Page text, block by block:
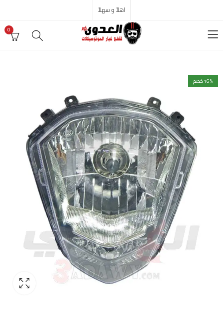
اهلاً و سهلاً
0
16% خصم